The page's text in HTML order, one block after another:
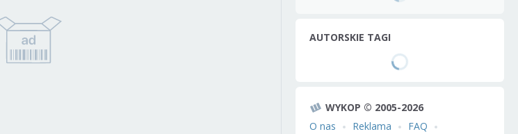
AUTORSKIE TAGI
WYKOP © 2005-2026
O nas
Reklama
FAQ